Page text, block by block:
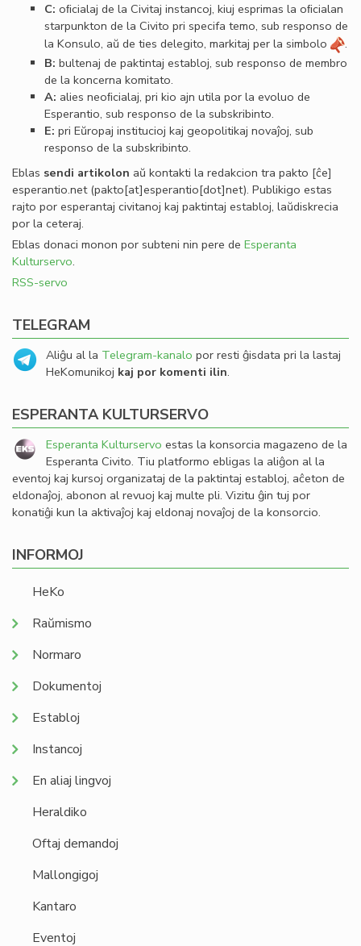
C: oﬁcialaj de la Civitaj instancoj, kiuj esprimas la oﬁcialan
starpunkton de la Civito pri specifa temo, sub responso de
la Konsulo, aŭ de ties delegito, markitaj per la simbolo
.
B: bultenaj de paktintaj establoj, sub responso de membro
de la koncerna komitato.
A: alies neoﬁcialaj, pri kio ajn utila por la evoluo de
Esperantio, sub responso de la subskribinto.
E: pri Eŭropaj institucioj kaj geopolitikaj novaĵoj, sub
responso de la subskribinto.
Eblas sendi artikolon aŭ kontakti la redakcion tra pakto [ĉe]
esperantio.net(pakto[at]esperantio[dot]net). Publikigo estas
rajto por esperantaj civitanoj kaj paktintaj establoj, laŭdiskrecia
por la ceteraj.
Eblas donaci monon por subteni nin pere de Esperanta
Kulturservo.
RSS-servo
TELEGRAM
Aliĝu al la Telegram-kanalo por resti ĝisdata pri la lastaj
HeKomunikoj kaj por komenti ilin.
ESPERANTA KULTURSERVO
Esperanta Kulturservo estas la konsorcia magazeno de la
Esperanta Civito. Tiu platformo ebligas la aliĝon al la
eventoj kaj kursoj organizataj de la paktintaj establoj, aĉeton de
eldonaĵoj, abonon al revuoj kaj multe pli. Vizitu ĝin tuj por
konatiĝi kun la aktivaĵoj kaj eldonaj novaĵoj de la konsorcio.
INFORMOJ
HeKo
Raŭmismo
Normaro
Dokumentoj
Establoj
Instancoj
En aliaj lingvoj
Heraldiko
Oftaj demandoj
Mallongigoj
Kantaro
Eventoj